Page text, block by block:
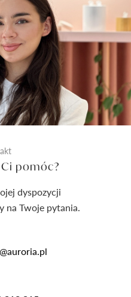
pomóc?
dyspozycji
na Twoje pytania.